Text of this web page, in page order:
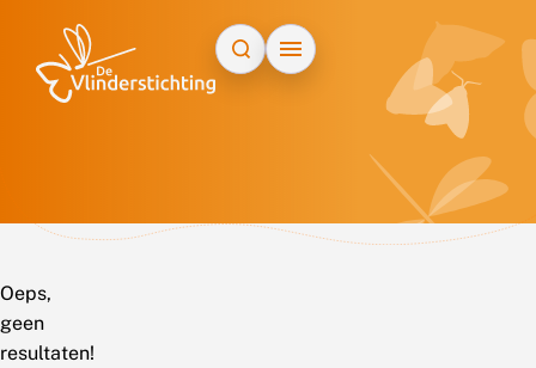
Oeps,
geen
resultaten!